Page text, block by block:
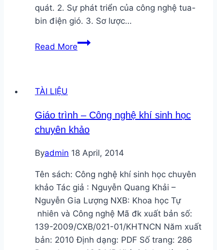
quát. 2. Sự phát triển của công nghệ tua-
bin điện gió. 3. Sơ lược…
Read MoreBài
gió
thế
và
các
dự
án
ở
Việt
Nam
TÀI LIỆU
Giáo trình – Công nghệ khí sinh học
chuyên khảo
Byadmin 18 April, 2014
Tên sách: Công nghệ khí sinh học chuyên
khảo Tác giả : Nguyễn Quang Khải –
Nguyễn Gia Lượng NXB: Khoa học Tự
nhiên và Công nghệ Mã đk xuất bản số:
139-2009/CXB/021-01/KHTNCN Năm xuất
bản: 2010 Định dạng: PDF Số trang: 286